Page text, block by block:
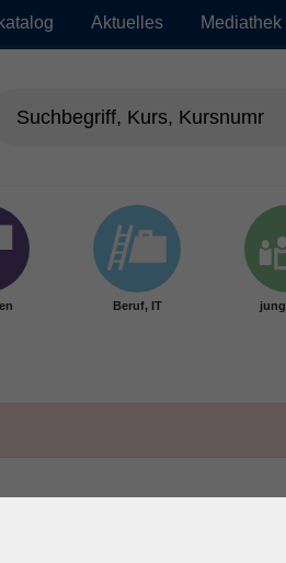
Aktuelles Mediathek
Beruf, IT